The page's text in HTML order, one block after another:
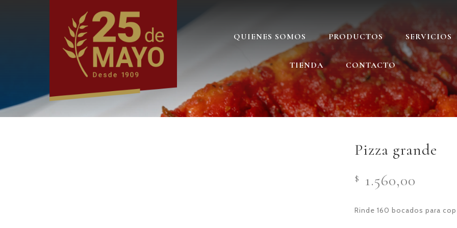
QUIENES SOMOS PRODUCTOS SERVICIOS
TIENDA CONTACTO
Pizza grande
$ 1.560,00
Rinde 160 bocados para